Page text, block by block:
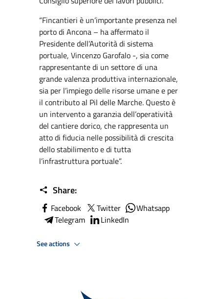
“Fincantieri è un’importante presenza nel
porto di Ancona – ha affermato il
Presidente dell’Autorità di sistema
portuale, Vincenzo Garofalo -, sia come
rappresentante di un settore di una
grande valenza produttiva internazionale,
sia per l’impiego delle risorse umane e per
il contributo al Pil delle Marche. Questo è
un intervento a garanzia dell’operatività
del cantiere dorico, che rappresenta un
atto di fiducia nelle possibilità di crescita
dello stabilimento e di tutta
l’infrastruttura portuale”.
Share:
Facebook Twitter
Whatsapp
Telegram
LinkedIn
See actions